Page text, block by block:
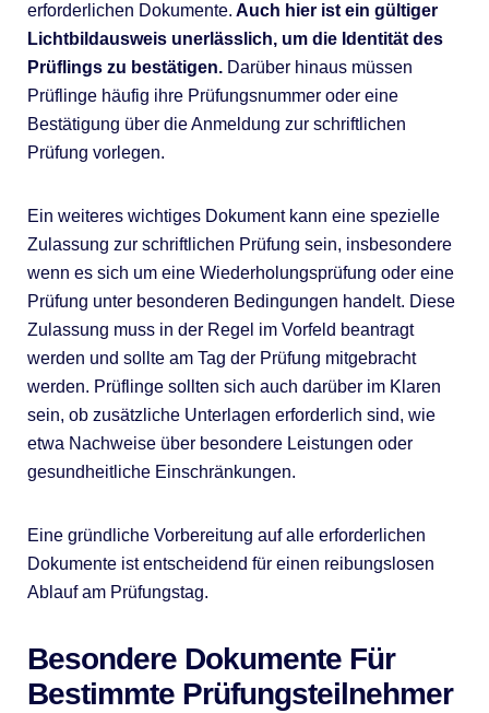
erforderlichen Dokumente. Auch hier ist ein gültiger
Lichtbildausweis unerlässlich, um die Identität des
Prüflings zu bestätigen.Darüber hinaus müssen
Prüflinge häufig ihre Prüfungsnummer oder eine
Bestätigung über die Anmeldung zur schriftlichen
Prüfung vorlegen.
Ein weiteres wichtiges Dokument kann eine spezielle
Zulassung zur schriftlichen Prüfung sein, insbesondere
wenn es sich um eine Wiederholungsprüfung oder eine
Prüfung unter besonderen Bedingungen handelt. Diese
Zulassung muss in der Regel im Vorfeld beantragt
werden und sollte am Tag der Prüfung mitgebracht
werden. Prüflinge sollten sich auch darüber im Klaren
sein, ob zusätzliche Unterlagen erforderlich sind, wie
etwa Nachweise über besondere Leistungen oder
gesundheitliche Einschränkungen.
Eine gründliche Vorbereitung auf alle erforderlichen
Dokumente ist entscheidend für einen reibungslosen
Ablauf am Prüfungstag.
Besondere Dokumente Für
Bestimmte Prüfungsteilnehmer